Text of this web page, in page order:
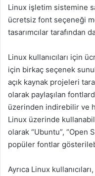
Linux işletim sistemine
ücretsiz font seçeneği
tasarımcılar tarafından
Linux kullanıcıları için
için birkaç seçenek
açık kaynak projeleri
olarak paylaşılan
üzerinden indirebilir ve
Linux üzerinde
olarak “Ubuntu”, “Open
popüler fontlar
Ayrıca Linux